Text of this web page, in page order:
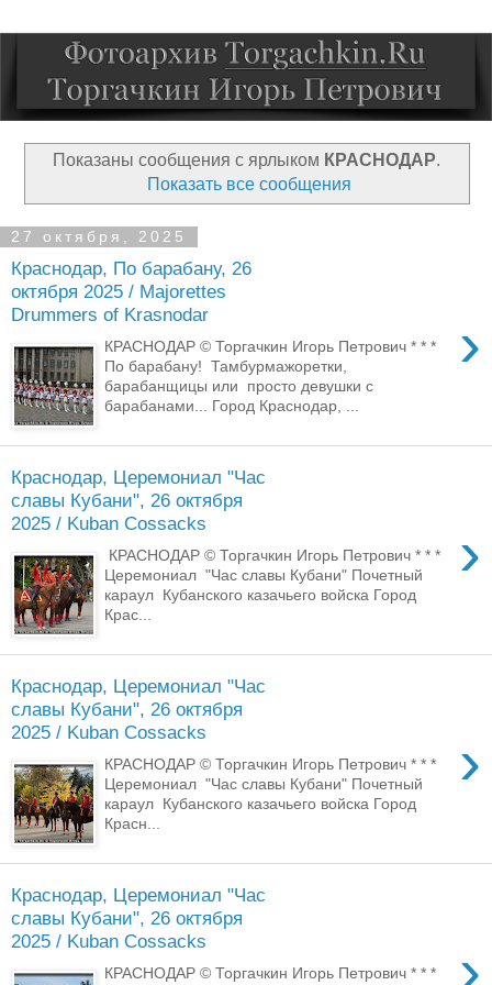
Показаны сообщения с ярлыком КРАСНОДАР.
Показать все сообщения
27 октября, 2025
Краснодар, По барабану, 26
октября 2025 / Majorettes
Drummers of Krasnodar
›
КРАСНОДАР © Торгачкин Игорь Петрович * * *
По барабану! Тамбурмажоретки,
барабанщицы или просто девушки с
барабанами... Город Краснодар, ...
Краснодар, Церемониал "Час
славы Кубани", 26 октября
2025 / Kuban Cossacks
›
КРАСНОДАР © Торгачкин Игорь Петрович * * *
Церемониал "Час славы Кубани" Почетный
караул Кубанского казачьего войска Город
Крас...
Краснодар, Церемониал "Час
славы Кубани", 26 октября
2025 / Kuban Cossacks
›
КРАСНОДАР © Торгачкин Игорь Петрович * * *
Церемониал "Час славы Кубани" Почетный
караул Кубанского казачьего войска Город
Красн...
Краснодар, Церемониал "Час
славы Кубани", 26 октября
2025 / Kuban Cossacks
КРАСНОДАР © Торгачкин Игорь Петрович * * *